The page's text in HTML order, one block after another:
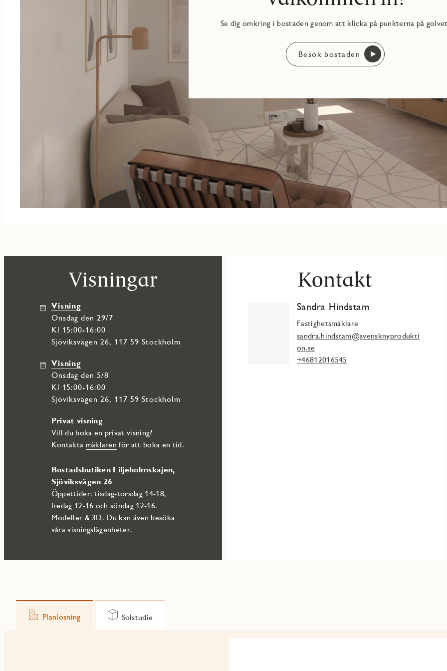
Se dig omkring i bostaden genom att klicka på punkterna på
Besök bostaden
Visningar
Visning
onsdag den 29/7
Kl 15:00-16:00
Sjöviksvägen 26, 117 59 Stockholm
Visning
onsdag den 5/8
Kl 15:00-16:00
Sjöviksvägen 26, 117 59 Stockholm
Privat visning
Vill du boka en privat visning?
Kontakta mäklaren för att boka en tid.
Bostadsbutiken Liljeholmskajen,
Sjöviksvägen 26
Öppettider: tisdag-torsdag 14-18,
fredag 12-16 och söndag 12-16.
Modeller & 3D. Du kan även besöka
våra visningslägenheter.
Kontakt
Sandra Hindstam
Fastighetsmäklare
sandra.hindstam@svensknyprodukti
on.se
+46812016545
Planlösning Solstudie